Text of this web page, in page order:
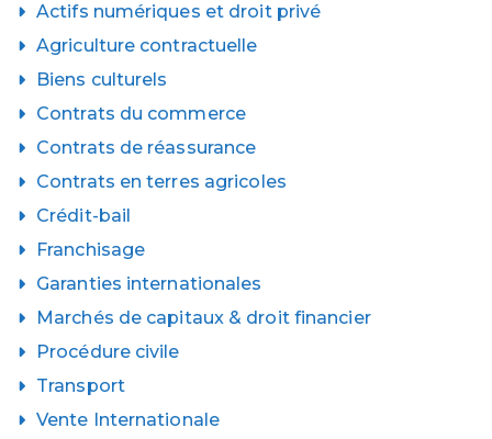
Actifs numériques et droit privé
Agriculture contractuelle
Biens culturels
Contrats du commerce
Contrats de réassurance
Contrats en terres agricoles
Crédit-bail
Franchisage
Garanties internationales
Marchés de capitaux & droit financier
Procédure civile
Transport
Vente Internationale